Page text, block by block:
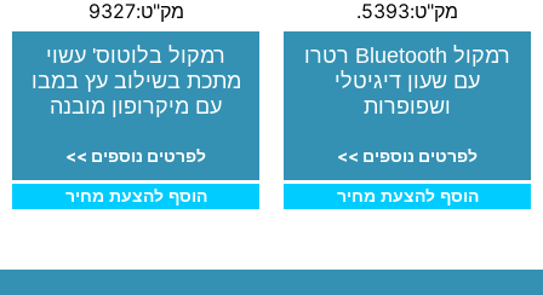
מק"ט:5393.
רמקול Bluetooth רטרו
עם שעון דיגיטלי
ושפופרות
לפרטים נוספים >>
הוסף להצעת מחיר
מק"ט:9327
רמקול בלוטוס' עשוי
מתכת בשילוב עץ במבו
עם מיקרופון מובנה
לפרטים נוספים >>
הוסף להצעת מחיר